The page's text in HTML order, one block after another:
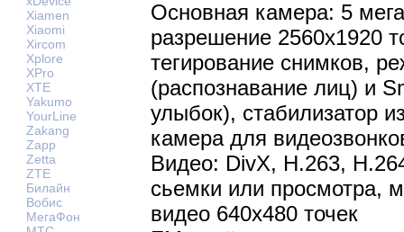
Xiamen
Xiaomi
Xircom
Xplore
XPro
XTE
Yakumo
YourLine
Zakang
Zapp
Zetta
ZTE
Билайн
Вобис
МегаФон
Основная камера: 5
разрешение 2560x1920
тегирование снимков,
(распознавание лиц) и
улыбок), стабилизатор
камера для
Видео: DivX, H.263,
сьемки или просмотра,
видео 640х480 точек